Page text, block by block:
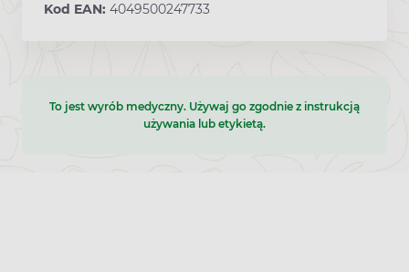
Kod EAN: 4049500247733
To jest wyrób medyczny. Używaj go zgodnie z instrukcją
używania lub etykietą.